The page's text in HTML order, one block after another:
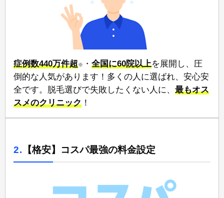
症例数440万件超※ ・ 全国に60院以上⁠を展開し、圧
倒的な人気があります！多くの人に選ばれ、安心安
全です。脱毛選びで失敗したくない人に、 ⁠最もオス
スメのクリニック ！
2. 【格安】コスパ最強の料金設定